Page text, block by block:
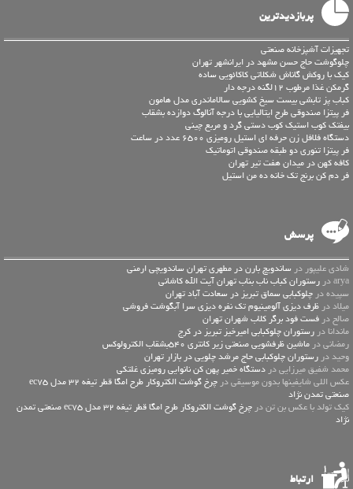
پربازدیدترین
تجهیزات آشپزخانه صنعتی
چلوگوشت حاج حسن مشهد در ایرانشهر تهران
کیک با روکش گاناش شکلاتی کاکائویی ساده
گرمکن غذا مرطوب 12لگنه درجه دار
کباب پز تابشی بیست سیخ کشویی سالاماندری مدل هامون
فر پیتزا صندوقی طرح ایتالیایی با درجه آنالوگ دوازده بشقاب
بیفتک کوب استیک کوب دستی گرد و مربع چینی
دستگاه فلافل زن حرفه ای استیل رومیزی 6500 عدد در ساعت
فر پیتزا تنوری دو طبقه صندوقی اتوماتیک
کافه کهن در میدان هفت تیر تهران
فر دم کن برنج تک خانه ده من استیل
پرسش
شادی علیپور در ساندویچ بارن در مطهری تهران ساندویچی ارمنی
arya در
رستوران کباب ناب بناب تهران آیت الله کاشانی
سپیده در چلوکبابی سماق تبریز در سعادت آباد تهران
میلاد در ظرف دیزی آلومینیوم تک نفره دیزی سرا آبگوشت فروشی
صالح در فست فود برگر کلاب شهران تهران
ماندانا در رستوران چلوکبابی امیرخیز تبریز در کرج
رمضانی در ماشین ظرفشویی صنعتی زیر کانتری 540بشقاب الکترولوکس
وحید در رستوران چلوکبابی حاج مرشد چلویی در بازار تهران
محمد شفیق میرزایی در دستگاه خمیر پهن کن نانوایی رومیزی غلتکی
عكس اللي شايفينها بدون موسيقى در
چرخ گوشت الکتروکار طرح امگا قطر تیغه 32 مدل ec75
صنعتی تمدن نژاد
کیک تولد با عکس بن تن در
چرخ گوشت الکتروکار طرح امگا قطر تیغه 32 مدل ec75 صنعتی تمدن
نژاد
ارتباط